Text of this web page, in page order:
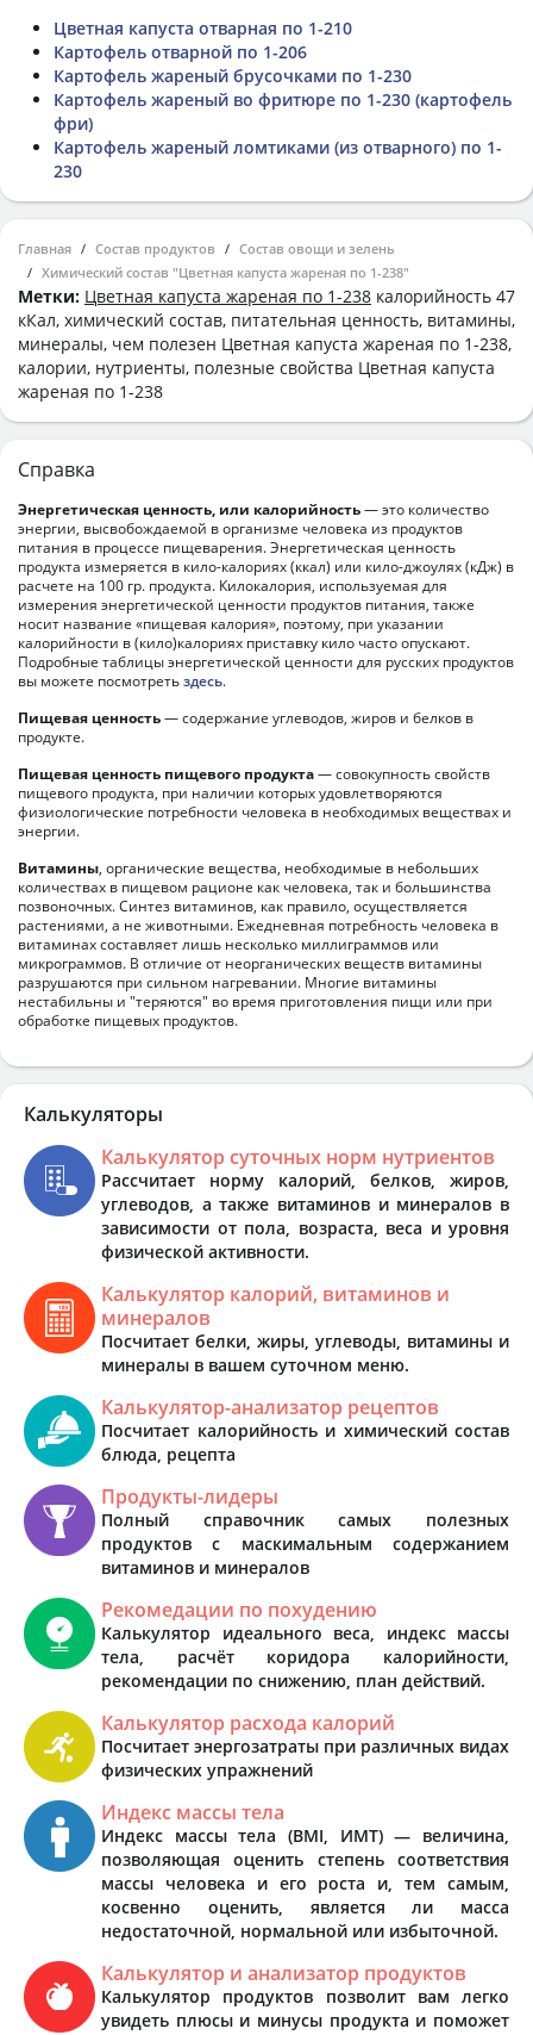
Цветная капуста отварная по 1-210
Картофель отварной по 1-206
Картофель жареный брусочками по 1-230
Картофель жареный во фритюре по 1-230 (картофель
фри)
Картофель жареный ломтиками (из отварного) по 1-
230
Главная Состав продуктов
Состав овощи и зелень
Химический состав "Цветная капуста жареная по 1-238"
Метки: Цветная капуста жареная по 1-238 калорийность 47
кКал, химический состав, питательная ценность, витамины,
минералы, чем полезен Цветная капуста жареная по 1-238,
калории, нутриенты, полезные свойства Цветная капуста
жареная по 1-238
Справка
Энергетическая ценность, или калорийность— это количество
энергии, высвобождаемой в организме человека из продуктов
питания в процессе пищеварения. Энергетическая ценность
продукта измеряется в кило-калориях (ккал) или кило-джоулях (кДж) в
расчете на 100 гр. продукта. Килокалория, используемая для
измерения энергетической ценности продуктов питания, также
носит название «пищевая калория», поэтому, при указании
калорийности в (кило)калориях приставку кило часто опускают.
Подробные таблицы энергетической ценности для русских продуктов
вы можете посмотретьздесь.
Пищевая ценность— содержание углеводов, жиров и белков в
продукте.
Пищевая ценность пищевого продукта— совокупность свойств
пищевого продукта, при наличии которых удовлетворяются
физиологические потребности человека в необходимых веществах и
энергии.
Витамины, органические вещества, необходимые в небольших
количествах в пищевом рационе как человека, так и большинства
позвоночных. Синтез витаминов, как правило, осуществляется
растениями, а не животными. Ежедневная потребность человека в
витаминах составляет лишь несколько миллиграммов или
микрограммов. В отличие от неорганических веществ витамины
разрушаются при сильном нагревании. Многие витамины
нестабильны и "теряются" во время приготовления пищи или при
обработке пищевых продуктов.
Калькуляторы
Калькулятор суточных норм нутриентов
Рассчитает норму калорий, белков, жиров,
углеводов, а также витаминов и минералов в
зависимости от пола, возраста, веса и уровня
физической активности.
Калькулятор калорий, витаминов и
минералов
Посчитает белки, жиры, углеводы, витамины и
минералы в вашем суточном меню.
Калькулятор-анализатор рецептов
Посчитает калорийность и химический состав
блюда, рецепта
Продукты-лидеры
Полный справочник самых полезных
продуктов с маскимальным содержанием
витаминов и минералов
Рекомедации по похудению
Калькулятор идеального веса, индекс массы
тела, расчёт коридора калорийности,
рекомендации по снижению, план действий.
Калькулятор расхода калорий
Посчитает энергозатраты при различных видах
физических упражнений
Индекс массы тела
Индекс массы тела (BMI, ИМТ) — величина,
позволяющая оценить степень соответствия
массы человека и его роста и, тем самым,
косвенно оценить, является ли масса
недостаточной, нормальной или избыточной.
Калькулятор и анализатор продуктов
Калькулятор продуктов позволит вам легко
увидеть плюсы и минусы продукта и поможет